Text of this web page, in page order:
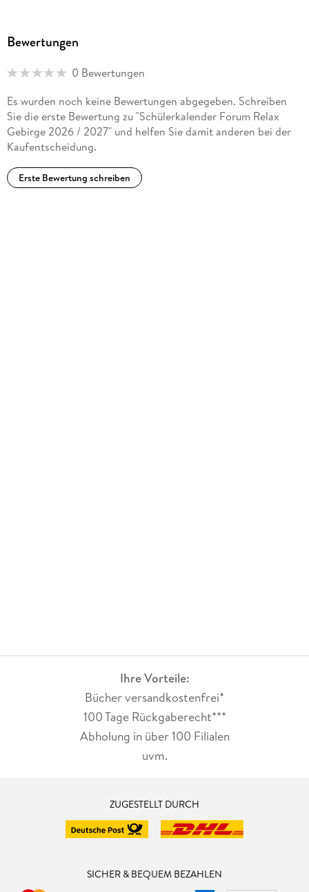
Bewertungen
0 Bewertungen
Es wurden noch keine Bewertungen abgegeben. Schreiben
Sie die erste Bewertung zu "Schülerkalender Forum Relax
Gebirge 2026 / 2027" und helfen Sie damit anderen bei der
Kaufentscheidung.
Erste Bewertung schreiben
Ihre Vorteile:
Bücher versandkostenfrei*
100 Tage Rückgaberecht***
Abholung in über 100 Filialen
uvm.
ZUGESTELLT DURCH
SICHER & BEQUEM BEZAHLEN